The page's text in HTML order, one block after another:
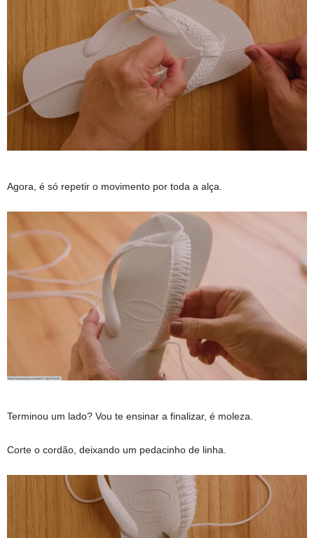
Agora, é só repetir o movimento por toda a alça.
Terminou um lado? Vou te ensinar a finalizar, é moleza.
Corte o cordão, deixando um pedacinho de linha.